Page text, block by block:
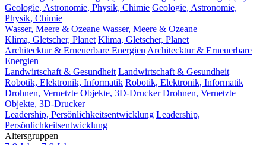
Geologie, Astronomie, Physik, Chimie Geologie, Astronomie,
Physik, Chimie
Wasser, Meere & Ozeane Wasser, Meere & Ozeane
Klima, Gletscher, Planet Klima, Gletscher, Planet
Architecktur & Erneuerbare Energien Architecktur & Erneuerbare
Energien
Landwirtschaft & Gesundheit Landwirtschaft & Gesundheit
Robotik, Elektronik, Informatik Robotik, Elektronik, Informatik
Drohnen, Vernetzte Objekte, 3D-Drucker Drohnen, Vernetzte
Objekte, 3D-Drucker
Leadership, Persönlichkeitsentwicklung Leadership,
Persönlichkeitsentwicklung
Altersgruppen